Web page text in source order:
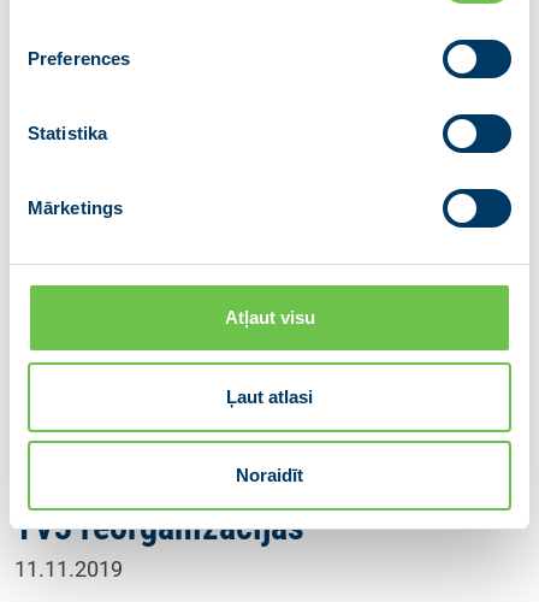
Preferences
Statistika
Mārketings
Atļaut visu
Ļaut atlasi
Noraidīt
JAUNĀ VIENOTĪBA Saeimas
frakcija sasauc ārkārtas sēdi par
situāciju pēc telekanālu LNT un
TV3 reorganizācijas
11.11.2019